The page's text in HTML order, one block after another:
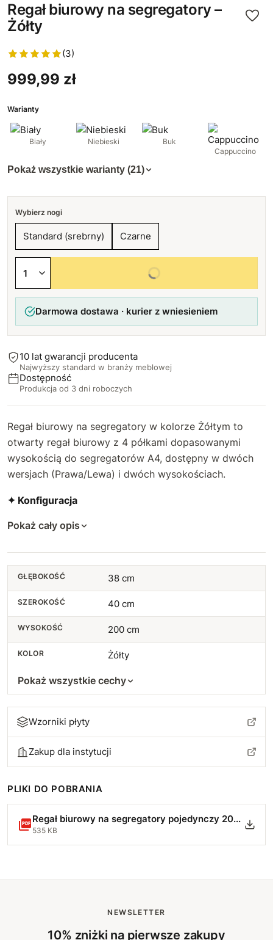
Regał biurowy na segregatory –
Żółty
(3)
999,99 zł
Warianty
Biały Niebieski
Buk
Cappuccino
Pokaż wszystkie warianty (21)
Wybierz nogi
Standard (srebrny) Czarne
Wybierz wszystkie opcje
Darmowa dostawa · kurier z wniesieniem
10 lat gwarancji producenta
Najwyższy standard w branży meblowej
Dostępność
Produkcja od 3 dni roboczych
Regał biurowy na segregatory w kolorze Żółtym to
otwarty regał biurowy z 4 półkami dopasowanymi
wysokością do segregatorów A4, dostępny w dwóch
wersjach (Prawa/Lewa) i dwóch wysokościach.
✦ Konfiguracja
Pokaż cały opis
GŁĘBOKOŚĆ 38 cm
SZEROKOŚĆ 40 cm
WYSOKOŚĆ 200 cm
KOLOR Żółty
Pokaż wszystkie cechy
Wzorniki płyty
Zakup dla instytucji
PLIKI DO POBRANIA
Regał biurowy na segregatory pojedynczy 200-50 4p - Instrukcja Montażu.pdf
535 KB
NEWSLETTER
10% zniżki na pierwsze zakupy